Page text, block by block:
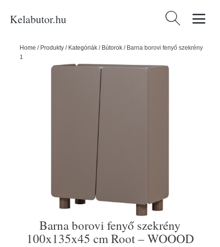
Kelabutor.hu Keresés:
Home / Produkty / Kategóriák / Bútorok / Barna borovi fenyő szekrény
100x135x45 cm Root – WOOOD
Barna borovi fenyő szekrény
100x135x45 cm Root – WOOOD